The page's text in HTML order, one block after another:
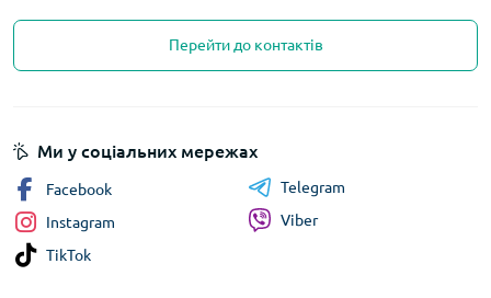
Перейти до контактів
Ми у соціальних мережах
Facebook
Instagram
TikTok
Telegram
Viber